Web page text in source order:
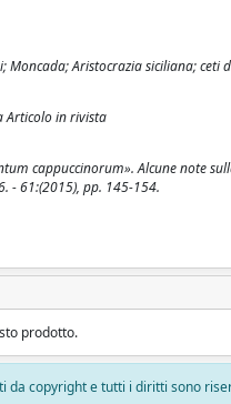
Moncada; Aristocrazia siciliana; ceti
Articolo in rivista
cappuccinorum». Alcune note
- 61:(2015), pp. 145-154.
prodotto.
da copyright e tutti i diritti sono